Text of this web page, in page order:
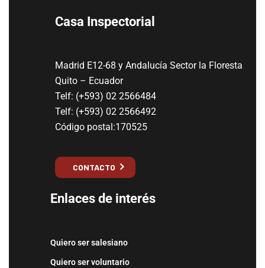
Casa Inspectorial
Madrid E12-68 y Andalucía Sector la Floresta
Quito – Ecuador
Telf: (+593) 02 2566484
Telf: (+593) 02 2566492
Código postal:170525
CONTACTO
Enlaces de interés
Quiero ser salesiano
Quiero ser voluntario